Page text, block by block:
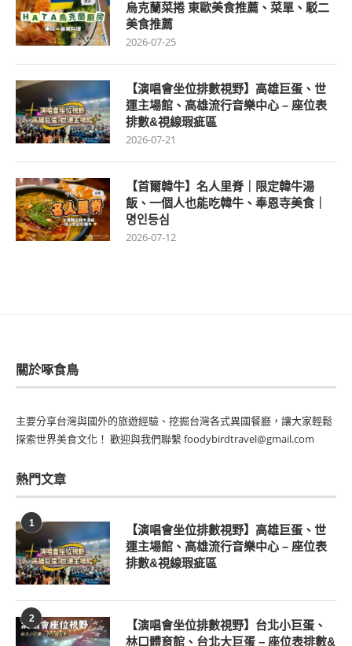
烏克蘭菜捲 東歐美食推薦、菜單、駁二
美食推薦
2026-07-25
【演唱會坐位排數視野】高雄巨蛋、世
運主場館、高雄流行音樂中心 – 座位表
排數&視線瑕疵區
2026-07-21
【首爾韓牛】名人里脊｜限定韓牛湯
飯、一個人也能吃韓牛、奉恩寺美食｜
명인등심
2026-07-12
關於啄食鳥
主要分享台灣與國外的旅遊經驗、挖掘台灣各式異國餐廳，讓大家輕鬆
探索世界美食文化！ 歡迎與我們聯繫 foodybirdtravel@gmail.com
熱門文章
1
【演唱會坐位排數視野】高雄巨蛋、世
運主場館、高雄流行音樂中心 – 座位表
排數&視線瑕疵區
2
【演唱會坐位排數視野】台北小巨蛋、
林口體育館、台北大巨蛋 – 座位表排數&